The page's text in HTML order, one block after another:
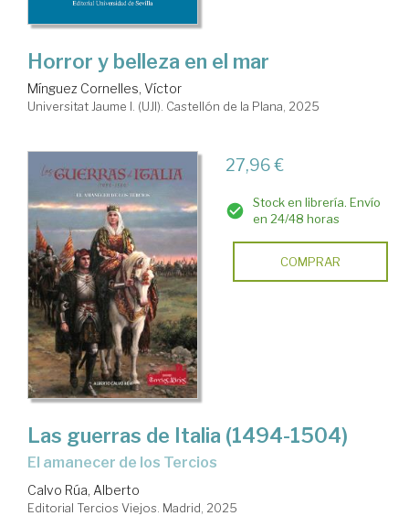
Horror y belleza en el mar
Mínguez Cornelles, Víctor
Universitat Jaume I. (UJI). Castellón de la Plana, 2025
27,96 €
Stock en librería. Envío
en 24/48 horas
COMPRAR
Las guerras de Italia (1494-1504)
El amanecer de los Tercios
Calvo Rúa, Alberto
Editorial Tercios Viejos. Madrid, 2025